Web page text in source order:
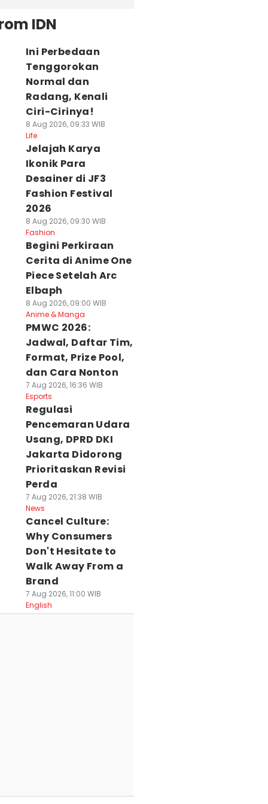
IDN
Ini Perbedaan
Tenggorokan
Normal dan
Radang, Kenali
Ciri-Cirinya!
8 Aug 2026, 09:33 WIB
Life
Jelajah Karya
Ikonik Para
Desainer di JF3
Fashion Festival
2026
8 Aug 2026, 09:30 WIB
Fashion
Begini Perkiraan
Cerita di Anime One
Piece Setelah Arc
Elbaph
8 Aug 2026, 09:00 WIB
Anime & Manga
PMWC 2026:
Jadwal, Daftar Tim,
Format, Prize Pool,
dan Cara Nonton
7 Aug 2026, 16:36 WIB
Esports
Regulasi
Pencemaran Udara
Usang, DPRD DKI
Jakarta Didorong
Prioritaskan Revisi
Perda
7 Aug 2026, 21:38 WIB
News
Cancel Culture:
Why Consumers
Don't Hesitate to
Walk Away From a
Brand
7 Aug 2026, 11:00 WIB
English